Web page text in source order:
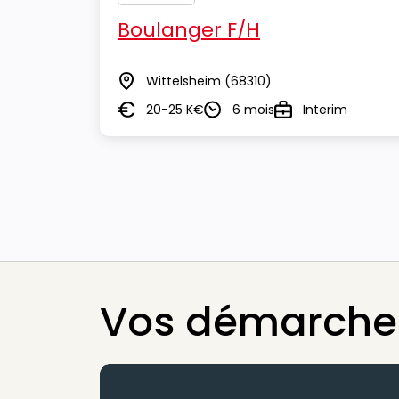
Boulanger F/H
Lieu Wittelsheim (68310)
Salaire20-25 K€Durée6 moisTypeInterim
Vos